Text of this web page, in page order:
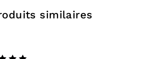
similaires